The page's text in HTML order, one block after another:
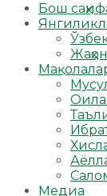
Бош
Жаҳон
Медиа